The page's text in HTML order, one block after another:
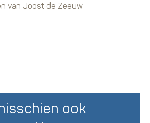
van Joost de Zeeuw
ook